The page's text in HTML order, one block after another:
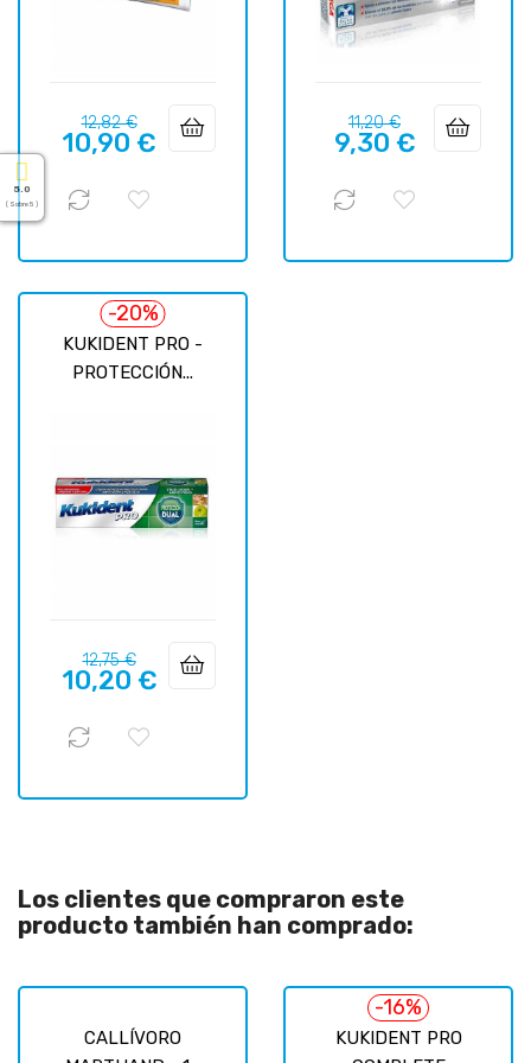
Precio
regular
12,82 €Precio
10,90 €
Precio
regular
11,20 €Precio
9,30 €
KUKIDENT PRO -
PROTECCIÓN...
-20%
Precio
regular
12,75 €Precio
10,20 €
Los clientes que compraron este
producto también han comprado:
CALLÍVORO
KUKIDENT PRO
-16%
5.0
( Sobre 5 )